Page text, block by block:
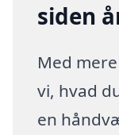
siden
Med
vi, hvad
en